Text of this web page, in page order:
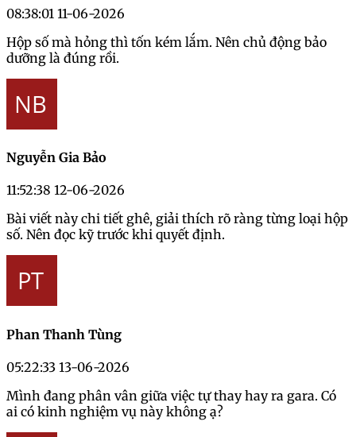
08:38:01 11-06-2026
Hộp số mà hỏng thì tốn kém lắm. Nên chủ động bảo
dưỡng là đúng rồi.
Nguyễn Gia Bảo
11:52:38 12-06-2026
Bài viết này chi tiết ghê, giải thích rõ ràng từng loại hộp
số. Nên đọc kỹ trước khi quyết định.
Phan Thanh Tùng
05:22:33 13-06-2026
Mình đang phân vân giữa việc tự thay hay ra gara. Có
ai có kinh nghiệm vụ này không ạ?